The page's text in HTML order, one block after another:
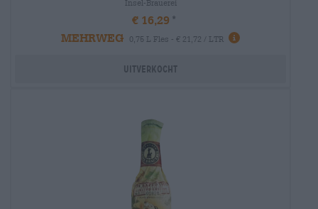
Insel-Brauerei
€ 16,29
MEHRWEG
0,75 L Fles - € 21,72 / LTR
Uitverkocht